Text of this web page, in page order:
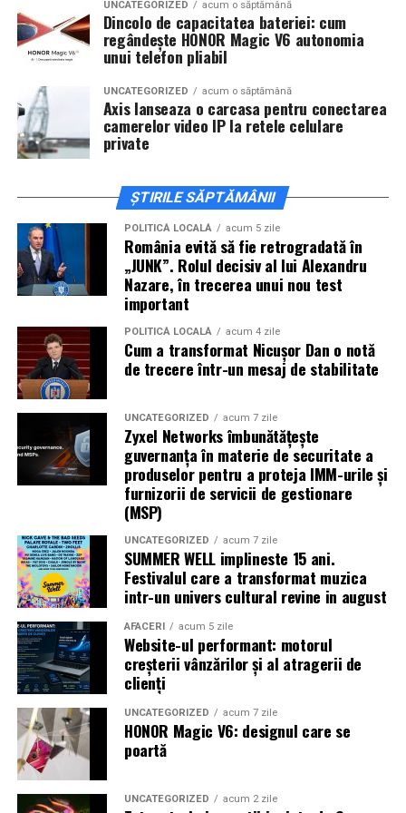
Cineplexx Băneasa Shopping City
București
găzduiește o proiecție specială în prezența
întregii echipe pe15 februarie, de la 17:30.
ÎnCraiova , regizorulPaul Decuși actoriiSergiu
Costache, Azaleea Necula și Oana Gherman
Mall pe 16 februarie de la ora 18:00.
ActoriiVlad Gherman, Oana Gherman și Ioana
Ginghină
vin la întâlnirea cu publicul dinCinema City
Vivo! Pitești pe 17 februarie, de la 18:30și vor
participa la o discuție după proiecție, alături de
Paul Decu.
Caravana„În pielea mea”ajunge laCinema City
Shopping City Ploiești, pe 18 februarie, de la 18:30, la
proiecția specială introdusă de regizorul
alături de actoriiIoana State, Vlad și Oana Gherman,
Azaleea Necula și Gabriel Vatavu.
O comedie actuală și spumoasă, filmul„În pielea
este distribuit de T.R.I.B.E. Films.
TRAILER:https://bit.ly/InPieleaMea
Site oficial:
inpieleamea.ro
Mai multe detalii, imagini de la filmări, fragmente din
film, declarații din partea actorilor și informații despre
concursuri sunt disponibile pe paginile social media ale
filmului de Facebook,Instagram,TikTok .
Adrian Pădurețu semnează imaginea filmului. De sunet
s-a ocupat Bogdan Ivanovici, de scenografie Anca
Miron, iar de costume Francisca Vass.
„În Pielea Mea”este un film produs de: CB MOTION
UNCATEGORIZED acum o săptămână
Dincolo de capacitatea bateriei: cum
regândește HONOR Magic V6 autonomia
unui telefon pliabil
UNCATEGORIZED acum o săptămână
Axis lanseaza o carcasa pentru conectarea
camerelor video IP la retele celulare
private
ȘTIRILE SĂPTĂMÂNII
POLITICĂ LOCALĂ acum 5 zile
România evită să fie retrogradată în
„JUNK”. Rolul decisiv al lui Alexandru
Nazare, în trecerea unui nou test
important
POLITICĂ LOCALĂ acum 4 zile
Cum a transformat Nicușor Dan o notă
de trecere într-un mesaj de stabilitate
UNCATEGORIZED acum 7 zile
Zyxel Networks îmbunătățește
guvernanța în materie de securitate a
produselor pentru a proteja IMM-urile și
furnizorii de servicii de gestionare
(MSP)
UNCATEGORIZED acum 7 zile
SUMMER WELL implineste 15 ani.
Festivalul care a transformat muzica
intr-un univers cultural revine in august
AFACERI acum 5 zile
Website-ul performant: motorul
creșterii vânzărilor și al atragerii de
clienți
UNCATEGORIZED acum 7 zile
HONOR Magic V6: designul care se
poartă
UNCATEGORIZED acum 2 zile